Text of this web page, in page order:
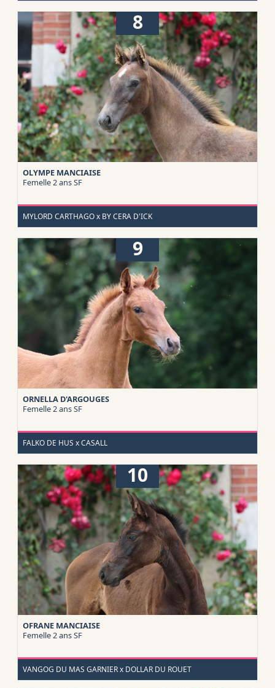
8
OLYMPE MANCIAISE
Femelle 2 ansSF
MYLORD CARTHAGO x BY CERA D'ICK
9
ORNELLA D'ARGOUGES
Femelle 2 ansSF
FALKO DE HUS x CASALL
10
OFRANE MANCIAISE
Femelle 2 ansSF
VANGOG DU MAS GARNIER x DOLLAR DU ROUET